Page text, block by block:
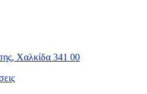
Χαλκίδα 341 00